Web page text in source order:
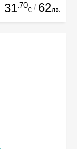
31.70
€ / 62лв.